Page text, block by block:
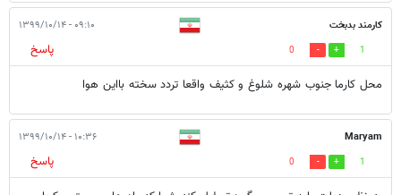
کارمند بدبخت ۰۹:۱۰ - ۱۳۹۹/۱۰/۱۴
1
0
پاسخ
محل کارما جنوب شهره شلوغ و کثیف واقعا تردد سخته بااین هوا
Maryam ۱۰:۳۶ - ۱۳۹۹/۱۰/۱۴
1
0
پاسخ